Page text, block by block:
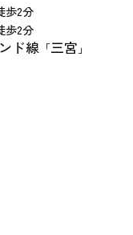
歩2分
歩2分
ド線 「三宮 」